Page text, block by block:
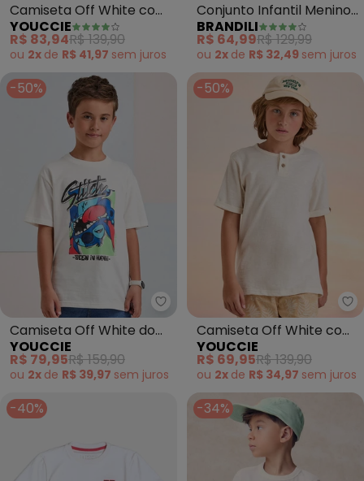
Camiseta Off White com
Estampa (Branco)
YOUCCIE
R$ 83,94R$ 139,90
ou 2x de R$ 41,97 sem juros
Conjunto Infantil Menino
de Skate (Branco)
BRANDILI
R$ 64,99R$ 129,99
ou 2x de R$ 32,49 sem juros
-50%
Youccie - Camiseta Off White
Camiseta Off White do
Stitch (Pérola)
YOUCCIE
R$ 79,95R$ 159,90
ou 2x de R$ 39,97 sem juros
-50%
Camiseta Off White com
Peitilho (Off White)
YOUCCIE
R$ 69,95R$ 139,90
ou 2x de R$ 34,97 sem juros
-40% -34%